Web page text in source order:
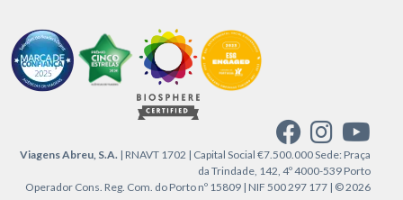
Viagens Abreu, S.A. | RNAVT 1702 | Capital Social €7.500.000 Sede: Praça
da Trindade, 142, 4º 4000-539 Porto
Operador Cons. Reg. Com. do Porto nº 15809 | NIF 500 297 177 | © 2026